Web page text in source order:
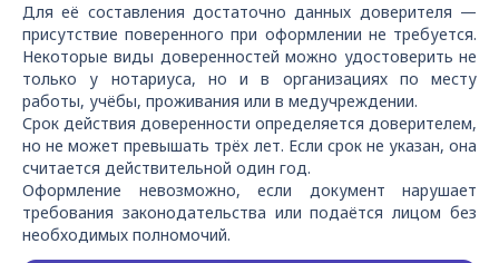
Для её составления достаточно данных доверителя —
присутствие поверенного при оформлении не требуется.
Некоторые виды доверенностей можно удостоверить не
только у нотариуса, но и в организациях по месту
работы, учёбы, проживания или в медучреждении.
Срок действия доверенности определяется доверителем,
но не может превышать трёх лет. Если срок не указан, она
считается действительной один год.
Оформление невозможно, если документ нарушает
требования законодательства или подаётся лицом без
необходимых полномочий.